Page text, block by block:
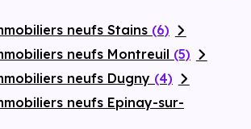
neufs Stains (6)
neufs Montreuil (5)
neufs Dugny (4)
neufs Epinay-sur-